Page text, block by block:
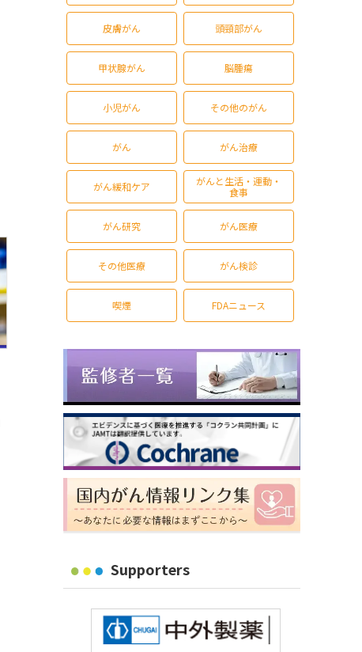
皮膚がん 頭頸部がん
甲状腺がん 脳腫瘍
小児がん その他のがん
がん がん治療
がん緩和ケア
がんと生活・運動・
食事
がん研究 がん医療
その他医療 がん検診
喫煙 FDAニュース
Supporters